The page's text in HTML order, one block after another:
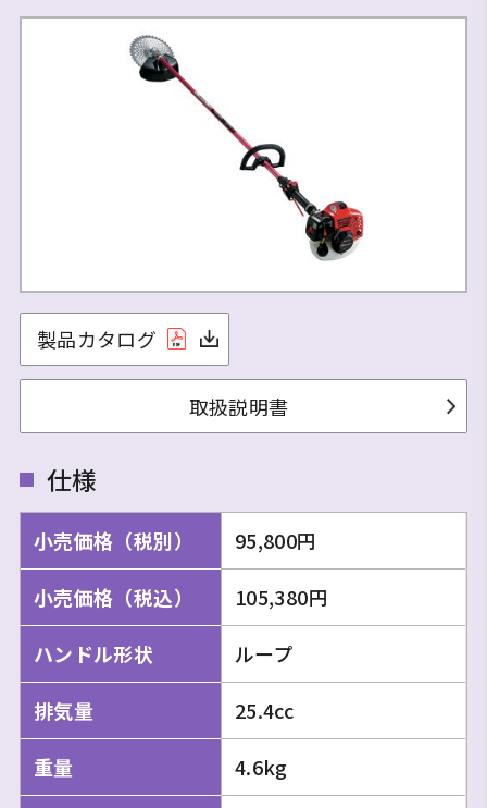
製品カタログ
取扱説明書
仕様
小売価格（税別）
95,800円
小売価格（税込）
105,380円
ハンドル形状
ループ
排気量
25.4cc
重量
4.6kg